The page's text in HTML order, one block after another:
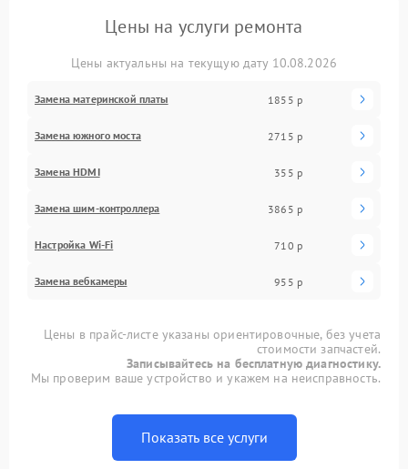
Цены на услуги ремонта
Цены актуальны на текущую дату 10.08.2026
Замена материнской платы 1855 р
Замена южного моста 2715 р
Замена HDMI 355 р
Замена шим-контроллера 3865 р
Настройка Wi-Fi 710 р
Замена вебкамеры 955 р
Цены в прайс-листе указаны ориентировочные, без учета
стоимости запчастей.
Записывайтесь на бесплатную диагностику.
Мы проверим ваше устройство и укажем на неисправность.
Показать все услуги